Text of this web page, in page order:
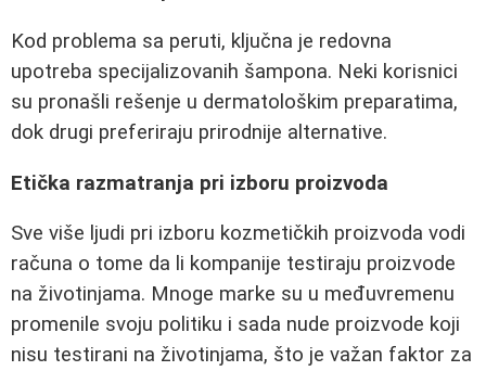
Kod problema sa peruti, ključna je redovna
upotreba specijalizovanih šampona. Neki korisnici
su pronašli rešenje u dermatološkim preparatima,
dok drugi preferiraju prirodnije alternative.
Etička razmatranja pri izboru proizvoda
Sve više ljudi pri izboru kozmetičkih proizvoda vodi
računa o tome da li kompanije testiraju proizvode
na životinjama. Mnoge marke su u međuvremenu
promenile svoju politiku i sada nude proizvode koji
nisu testirani na životinjama, što je važan faktor za